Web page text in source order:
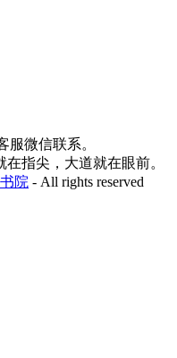
服微信联系。
指尖，大道就在眼前。
院 - All rights reserved